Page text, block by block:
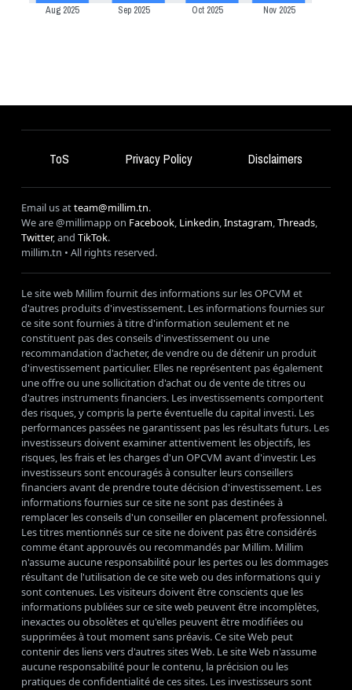
Aug 2025 Sep 2025 Oct 2025 Nov 2025
ToS Privacy Policy Disclaimers
Email us atteam@millim.tn.
We are @millimapp on Facebook, Linkedin,Instagram,Threads,
Twitter, and TikTok.
millim.tn • All rights reserved.
Le site web Millim fournit des informations sur les OPCVM et
d'autres produits d'investissement. Les informations fournies sur
ce site sont fournies à titre d'information seulement et ne
constituent pas des conseils d'investissement ou une
recommandation d'acheter, de vendre ou de détenir un produit
d'investissement particulier. Elles ne représentent pas également
une offre ou une sollicitation d'achat ou de vente de titres ou
d'autres instruments financiers. Les investissements comportent
des risques, y compris la perte éventuelle du capital investi. Les
performances passées ne garantissent pas les résultats futurs. Les
investisseurs doivent examiner attentivement les objectifs, les
risques, les frais et les charges d'un OPCVM avant d'investir. Les
investisseurs sont encouragés à consulter leurs conseillers
financiers avant de prendre toute décision d'investissement. Les
informations fournies sur ce site ne sont pas destinées à
remplacer les conseils d'un conseiller en placement professionnel.
Les titres mentionnés sur ce site ne doivent pas être considérés
comme étant approuvés ou recommandés par Millim. Millim
n'assume aucune responsabilité pour les pertes ou les dommages
résultant de l'utilisation de ce site web ou des informations qui y
sont contenues. Les visiteurs doivent être conscients que les
informations publiées sur ce site web peuvent être incomplètes,
inexactes ou obsolètes et qu'elles peuvent être modifiées ou
supprimées à tout moment sans préavis. Ce site Web peut
contenir des liens vers d'autres sites Web. Le site Web n'assume
aucune responsabilité pour le contenu, la précision ou les
pratiques de confidentialité de ces sites. Les investisseurs sont